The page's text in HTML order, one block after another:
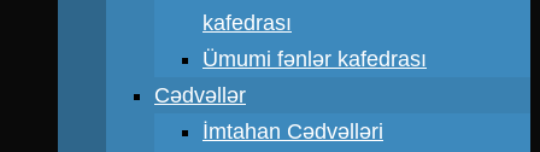
kafedrası
Ümumi fənlər kafedrası
Cədvəllər
İmtahan Cədvəlləri